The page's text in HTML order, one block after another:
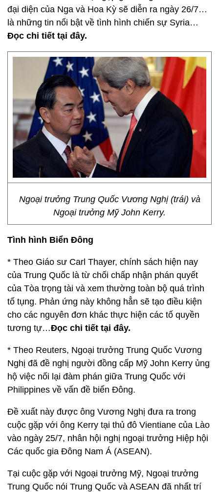
đại diện của Nga và Hoa Kỳ sẽ diễn ra ngày 26/7…
là những tin nổi bật về tình hình chiến sự Syria…
Đọc chi tiết tại đây.
Ngoại trưởng Trung Quốc Vương Nghị (trái) và
Ngoại trưởng Mỹ John Kerry.
Tình hình Biển Đông
* Theo Giáo sư Carl Thayer, chính sách hiện nay
của Trung Quốc là từ chối chấp nhận phán quyết
của Tòa trọng tài và xem thường toàn bộ quá trình
tố tụng. Phản ứng này không hẳn sẽ tạo điều kiện
cho các nguyên đơn khác thực hiện các tố quyền
tương tự…Đọc chi tiết tại đây.
* Theo Reuters, Ngoại trưởng Trung Quốc Vương
Nghị đã đề nghị người đồng cấp Mỹ John Kerry ủng
hộ việc nối lại đàm phán giữa Trung Quốc với
Philippines về vấn đề biển Đông.
Đề xuất này được ông Vương Nghị đưa ra trong
cuộc gặp với ông Kerry tại thủ đô Vientiane của Lào
vào ngày 25/7, nhân hội nghị ngoại trưởng Hiệp hội
Các quốc gia Đông Nam Á (ASEAN).
Tại cuộc gặp với Ngoại trưởng Mỹ, Ngoại trưởng
Trung Quốc nói Trung Quốc và ASEAN đã nhất trí